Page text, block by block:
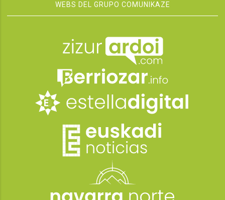
WEBS DEL GRUPO COMUNIKAZE